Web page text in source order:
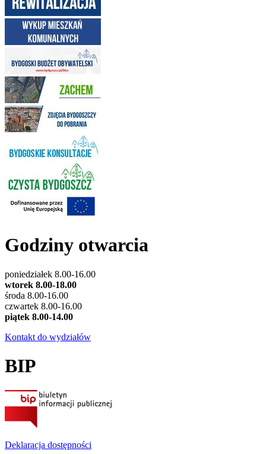
Godziny otwarcia
poniedziałek 8.00-16.00
wtorek 8.00-18.00
środa 8.00-16.00
czwartek 8.00-16.00
piątek 8.00-14.00
Kontakt do wydziałów
BIP
Deklaracja dostępności